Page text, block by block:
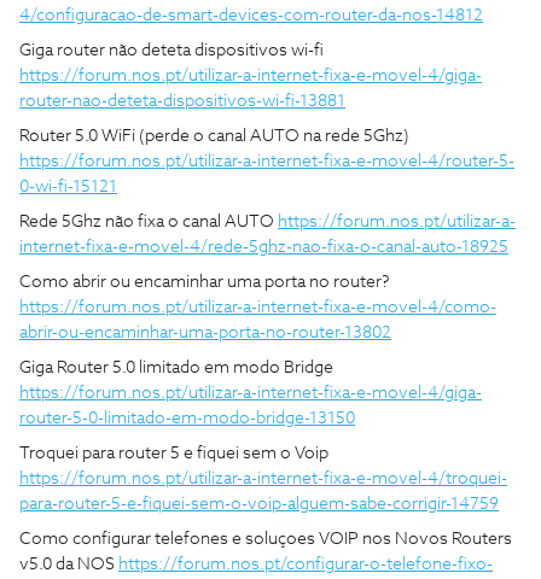
4/configuracao-de-smart-devices-com-router-da-nos-14812
Giga router não deteta dispositivos wi-fi
https://forum.nos.pt/utilizar-a-internet-fixa-e-movel-4/giga-
router-nao-deteta-dispositivos-wi-fi-13881
Router 5.0 WiFi (perde o canal AUTO na rede 5Ghz)
https://forum.nos.pt/utilizar-a-internet-fixa-e-movel-4/router-5-
0-wi-fi-15121
Rede 5Ghz não fixa o canal AUTO https://forum.nos.pt/utilizar-a-
internet-fixa-e-movel-4/rede-5ghz-nao-fixa-o-canal-auto-18925
Como abrir ou encaminhar uma porta no router?
https://forum.nos.pt/utilizar-a-internet-fixa-e-movel-4/como-
abrir-ou-encaminhar-uma-porta-no-router-13802
Giga Router 5.0 limitado em modo Bridge
https://forum.nos.pt/utilizar-a-internet-fixa-e-movel-4/giga-
router-5-0-limitado-em-modo-bridge-13150
Troquei para router 5 e fiquei sem o Voip
https://forum.nos.pt/utilizar-a-internet-fixa-e-movel-4/troquei-
para-router-5-e-fiquei-sem-o-voip-alguem-sabe-corrigir-14759
Como configurar telefones e soluçoes VOIP nos Novos Routers
v5.0 da NOS https://forum.nos.pt/configurar-o-telefone-fixo-